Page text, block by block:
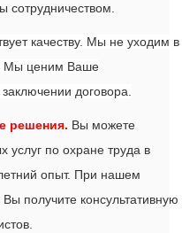
сотрудничеством.
качеству. Мы не уходим в
Мы ценим Ваше
договора.
решения. Вы можете
услуг по охране труда в
опыт. При нашем
получите консультативную